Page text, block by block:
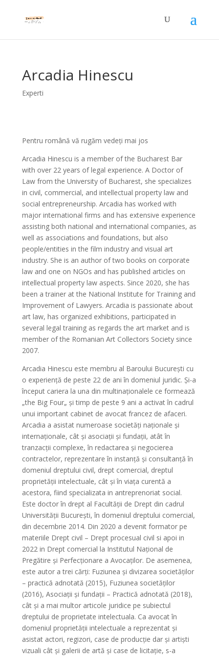
Arcadia Hinescu
Experti
Pentru română vă rugăm vedeți mai jos
Arcadia Hinescu is a member of the Bucharest Bar
with over 22 years of legal experience. A Doctor of
Law from the University of Bucharest, she specializes
in civil, commercial, and intellectual property law and
social entrepreneurship. Arcadia has worked with
major international firms and has extensive experience
assisting both national and international companies, as
well as associations and foundations, but also
people/entities in the film industry and visual art
industry. She is an author of two books on corporate
law and one on NGOs and has published articles on
intellectual property law aspects. Since 2020, she has
been a trainer at the National Institute for Training and
Improvement of Lawyers. Arcadia is passionate about
art law, has organized exhibitions, participated in
several legal training as regards the art market and is
member of the Romanian Art Collectors Society since
2007.
Arcadia Hinescu este membru al Baroului București cu
o experiență de peste 22 de ani în domeniul juridic. Și-a
început cariera la una din multinaționalele ce formează
„the Big Four„ și timp de peste 9 ani a activat în cadrul
unui important cabinet de avocat francez de afaceri.
Arcadia a asistat numeroase societăți naționale și
internaționale, cât și asociații și fundații, atât în
tranzacții complexe, în redactarea și negocierea
contractelor, reprezentare în instanță și consultanță în
domeniul dreptului civil, drept comercial, dreptul
proprietății intelectuale, cât și în viața curentă a
acestora, fiind specializata in antreprenoriat social.
Este doctor în drept al Facultății de Drept din cadrul
Universității București, în domeniul dreptului comercial,
din decembrie 2014. Din 2020 a devenit formator pe
materiile Drept civil – Drept procesual civil si apoi in
2022 in Drept comercial la Institutul Național de
Pregătire și Perfecționare a Avocaților. De asemenea,
este autor a trei cărți: Fuziunea și divizarea societăților
– practică adnotată (2015), Fuziunea societăților
(2016), Asociații și fundații – Practică adnotată (2018),
cât și a mai multor articole juridice pe subiectul
dreptului de proprietate intelectuala. Ca avocat în
domeniul proprietății intelectuale a reprezentat și
asistat actori, regizori, case de producție dar și artiști
vizuali cât și galerii de artă și case de licitație, s-a